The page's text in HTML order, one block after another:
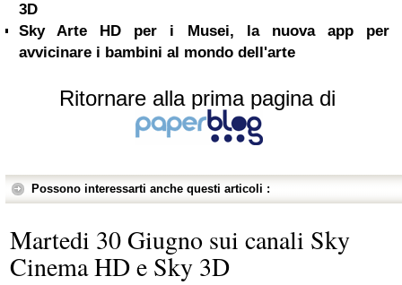
3D
Sky Arte HD per i Musei, la nuova app per
avvicinare i bambini al mondo dell'arte
Ritornare alla prima pagina di
Possono interessarti anche questi articoli :
Martedi 30 Giugno sui canali Sky
Cinema HD e Sky 3D